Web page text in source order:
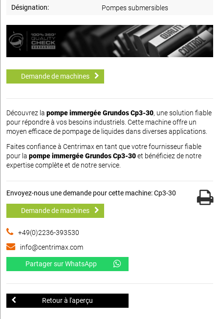
Désignation:
Pompes submersibles
Demande de machines
Découvrez la pompe immergée Grundos Cp3-30, une solution fiable
pour répondre à vos besoins industriels. Cette machine offre un
moyen efficace de pompage de liquides dans diverses applications.
Faites confiance à Centrimax en tant que votre fournisseur fiable
pour la pompe immergée Grundos Cp3-30et bénéficiez de notre
expertise complète et de notre service.
Envoyez-nous une demande pour cette machine: Cp3-30
Demande de machines
+49(0)2236-393530
info@centrimax.com
Partager sur WhatsApp
Retour à l'aperçu